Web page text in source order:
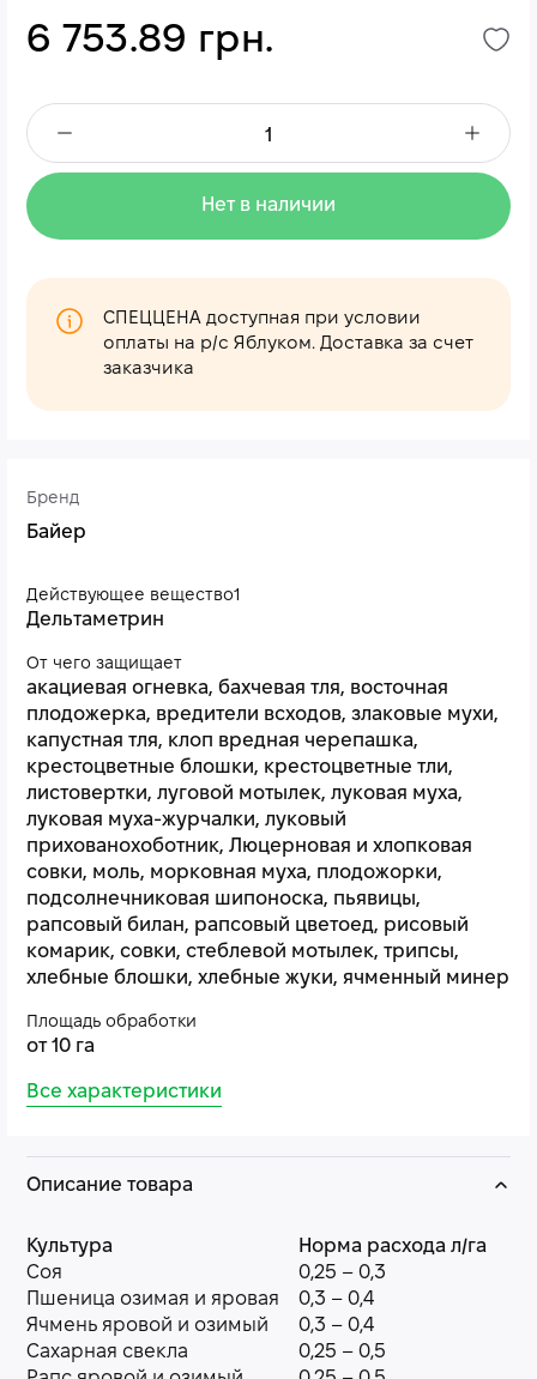
Бренд
Байер
Действующее вещество1
Дельтаметрин
От чего защищает
акациевая огневка, бахчевая тля, восточная
плодожерка, вредители всходов, злаковые мухи,
капустная тля, клоп вредная черепашка,
крестоцветные блошки, крестоцветные тли,
листовертки, луговой мотылек, луковая муха,
луковая муха-журчалки, луковый
прихованохоботник, Люцерновая и хлопковая
совки, моль, морковная муха, плодожорки,
подсолнечниковая шипоноска, пьявицы,
рапсовый билан, рапсовый цветоед, рисовый
комарик, совки, стеблевой мотылек, трипсы,
хлебные блошки, хлебные жуки, ячменный минер
Площадь обработки
от 10 га
Все характеристики
6 753.89 грн.
Нет в наличии
СПЕЦЦЕНА доступная при условии
оплаты на р/с Яблуком. Доставка за счет
заказчика
Описание товара
Культура
Норма расхода л/га
Соя
0,25 – 0,3
Пшеница озимая и яровая
0,3 – 0,4
Ячмень яровой и озимый
0,3 – 0,4
Сахарная свекла
0,25 – 0,5